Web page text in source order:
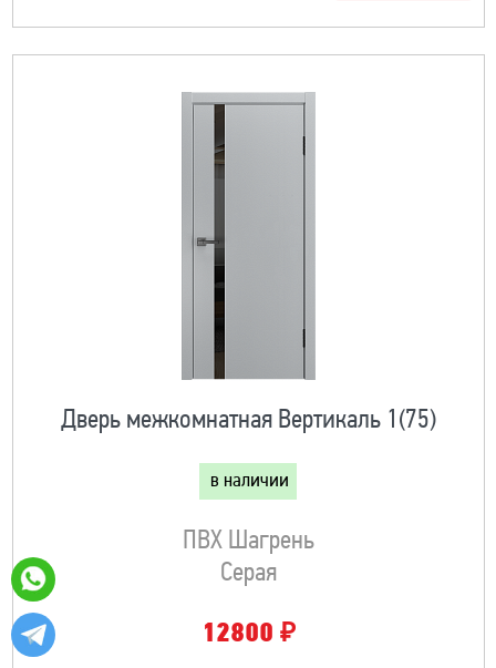
Дверь межкомнатная Вертикаль 1(75)
в наличии
ПВХ Шагрень
Серая
12800 ₽